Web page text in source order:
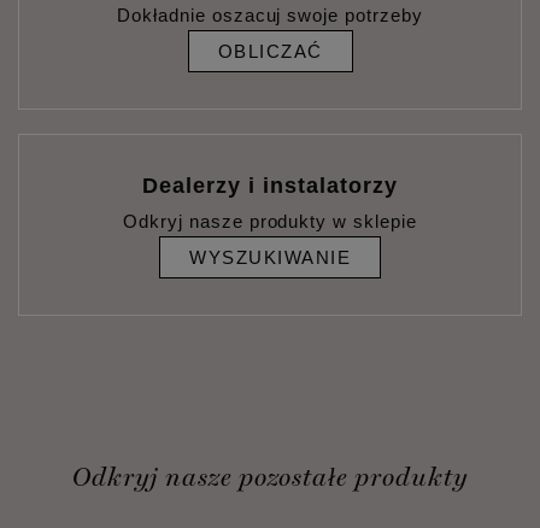
Dokładnie oszacuj swoje potrzeby
OBLICZAĆ
Dealerzy i instalatorzy
Odkryj nasze produkty w sklepie
WYSZUKIWANIE
Odkryj nasze pozostałe produkty